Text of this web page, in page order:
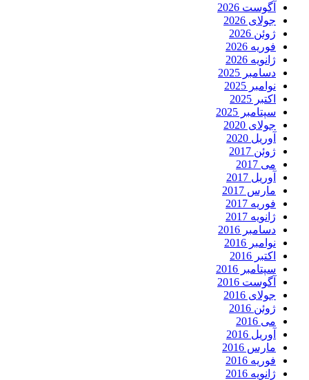
آگوست 2026
جولای 2026
ژوئن 2026
فوریه 2026
ژانویه 2026
دسامبر 2025
نوامبر 2025
اکتبر 2025
سپتامبر 2025
جولای 2020
آوریل 2020
ژوئن 2017
می 2017
آوریل 2017
مارس 2017
فوریه 2017
ژانویه 2017
دسامبر 2016
نوامبر 2016
اکتبر 2016
سپتامبر 2016
آگوست 2016
جولای 2016
ژوئن 2016
می 2016
آوریل 2016
مارس 2016
فوریه 2016
ژانویه 2016